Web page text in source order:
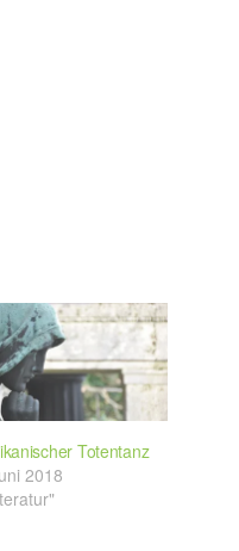
Totentanz
2018